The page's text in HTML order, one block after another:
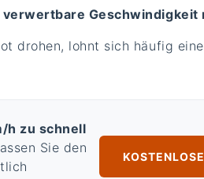
verwertbare Geschwindigkeit
drohen, lohnt sich häufig
h zu schnell
Sie den